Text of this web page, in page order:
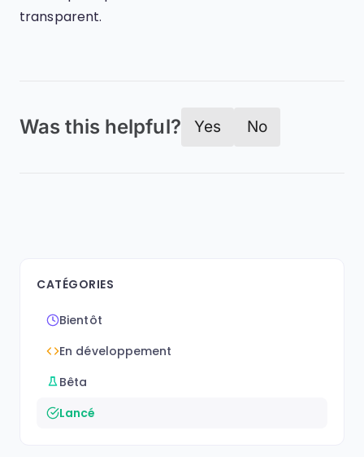
transparent.
Was this helpful? Yes No
CATÉGORIES
Bientôt
En développement
Bêta
Lancé